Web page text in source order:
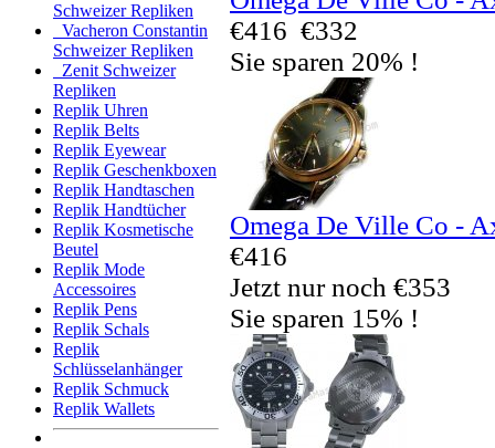
Schweizer Repliken
Vacheron Constantin
Schweizer Repliken
Zenit Schweizer
Repliken
Replik Uhren
Replik Belts
Replik Eyewear
Replik Geschenkboxen
Replik Handtaschen
Replik Handtücher
Replik Kosmetische
Beutel
Replik Mode
Accessoires
Replik Pens
Replik Schals
Replik
Schlüsselanhänger
Replik Schmuck
Replik Wallets
€416 €332
Sie sparen 20% !
Omega De Ville Co -
€416
Jetzt nur noch €353
Sie sparen 15% !